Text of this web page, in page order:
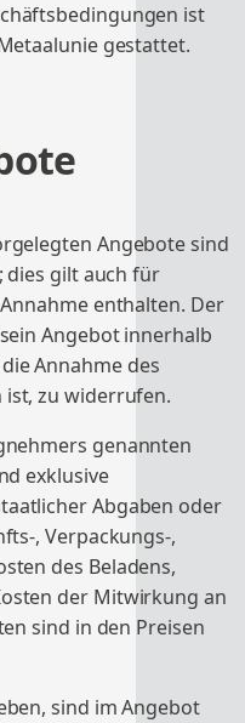
ist
gestattet.
Angebote sind
gilt auch für
enthalten. Der
Angebot innerhalb
Annahme des
zu widerrufen.
genannten
exklusive
Abgaben oder
, Verpackungs-,
des Beladens,
der Mitwirkung an
sind in den Preisen
sind im Angebot